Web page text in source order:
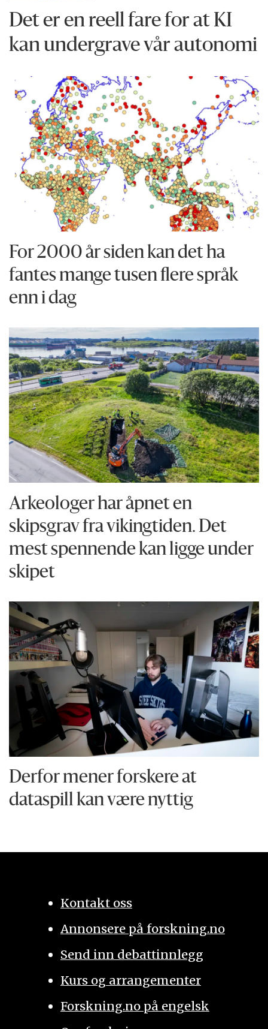
Det er en reell fare for at KI
kan undergrave vår autonomi
For 2000 år siden kan det ha
fantes mange tusen flere språk
enn i dag
Arkeologer har åpnet en
skipsgrav fra vikingtiden. Det
mest spennende kan ligge under
skipet
Derfor mener forskere at
dataspill kan være nyttig
Kontakt oss
Annonsere på forskning.no
Send inn debattinnlegg
Kurs og arrangementer
Forskning.no på engelsk